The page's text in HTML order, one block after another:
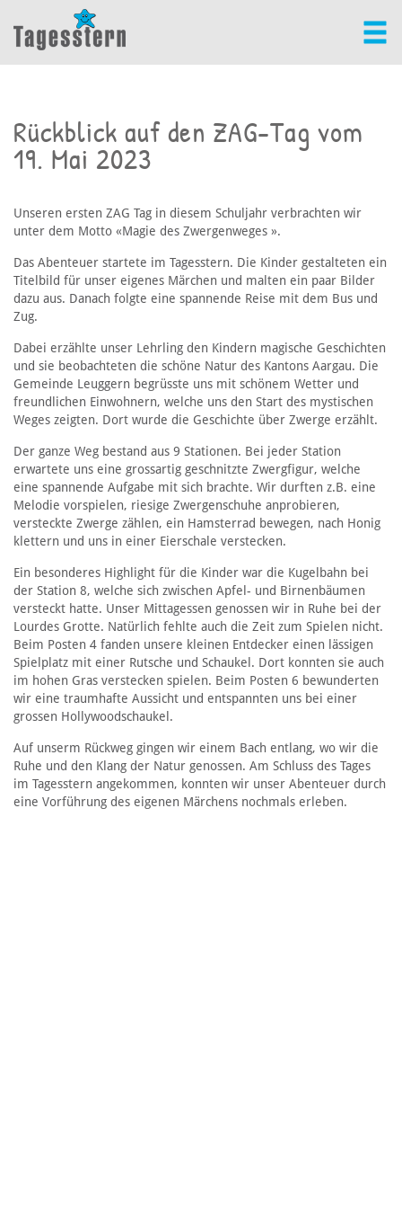
Rückblick auf den ZAG-Tag vom
19. Mai 2023
Unseren ersten ZAG Tag in diesem Schuljahr verbrachten wir
unter dem Motto «Magie des Zwergenweges ».
Das Abenteuer startete im Tagesstern. Die Kinder gestalteten ein
Titelbild für unser eigenes Märchen und malten ein paar Bilder
dazu aus. Danach folgte eine spannende Reise mit dem Bus und
Zug.
Dabei erzählte unser Lehrling den Kindern magische Geschichten
und sie beobachteten die schöne Natur des Kantons Aargau. Die
Gemeinde Leuggern begrüsste uns mit schönem Wetter und
freundlichen Einwohnern, welche uns den Start des mystischen
Weges zeigten. Dort wurde die Geschichte über Zwerge erzählt.
Der ganze Weg bestand aus 9 Stationen. Bei jeder Station
erwartete uns eine grossartig geschnitzte Zwergfigur, welche
eine spannende Aufgabe mit sich brachte. Wir durften z.B. eine
Melodie vorspielen, riesige Zwergenschuhe anprobieren,
versteckte Zwerge zählen, ein Hamsterrad bewegen, nach Honig
klettern und uns in einer Eierschale verstecken.
Ein besonderes Highlight für die Kinder war die Kugelbahn bei
der Station 8, welche sich zwischen Apfel- und Birnenbäumen
versteckt hatte. Unser Mittagessen genossen wir in Ruhe bei der
Lourdes Grotte. Natürlich fehlte auch die Zeit zum Spielen nicht.
Beim Posten 4 fanden unsere kleinen Entdecker einen lässigen
Spielplatz mit einer Rutsche und Schaukel. Dort konnten sie auch
im hohen Gras verstecken spielen. Beim Posten 6 bewunderten
wir eine traumhafte Aussicht und entspannten uns bei einer
grossen Hollywoodschaukel.
Auf unserm Rückweg gingen wir einem Bach entlang, wo wir die
Ruhe und den Klang der Natur genossen. Am Schluss des Tages
im Tagesstern angekommen, konnten wir unser Abenteuer durch
eine Vorführung des eigenen Märchens nochmals erleben.